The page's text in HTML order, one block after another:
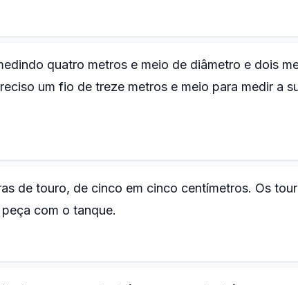
quatro metros e meio de diâmetro e dois
um fio de treze metros e meio para medir a
de touro, de cinco em cinco centímetros. Os
com o tanque.